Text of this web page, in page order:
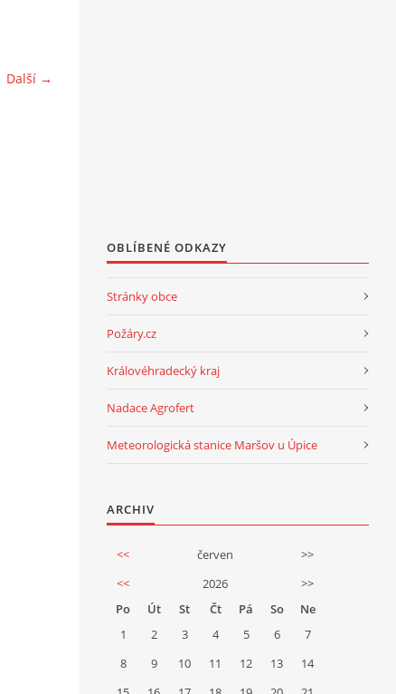
Další →
OBLÍBENÉ ODKAZY
Stránky obce
Požáry.cz
Královéhradecký kraj
Nadace Agrofert
Meteorologická stanice Maršov u Úpice
ARCHIV
<< červen
>>
<<
2026
>>
Po
Út St Čt Pá So
Ne
1
2 3 4 5 6
7
8
9 10 11 12 13
14